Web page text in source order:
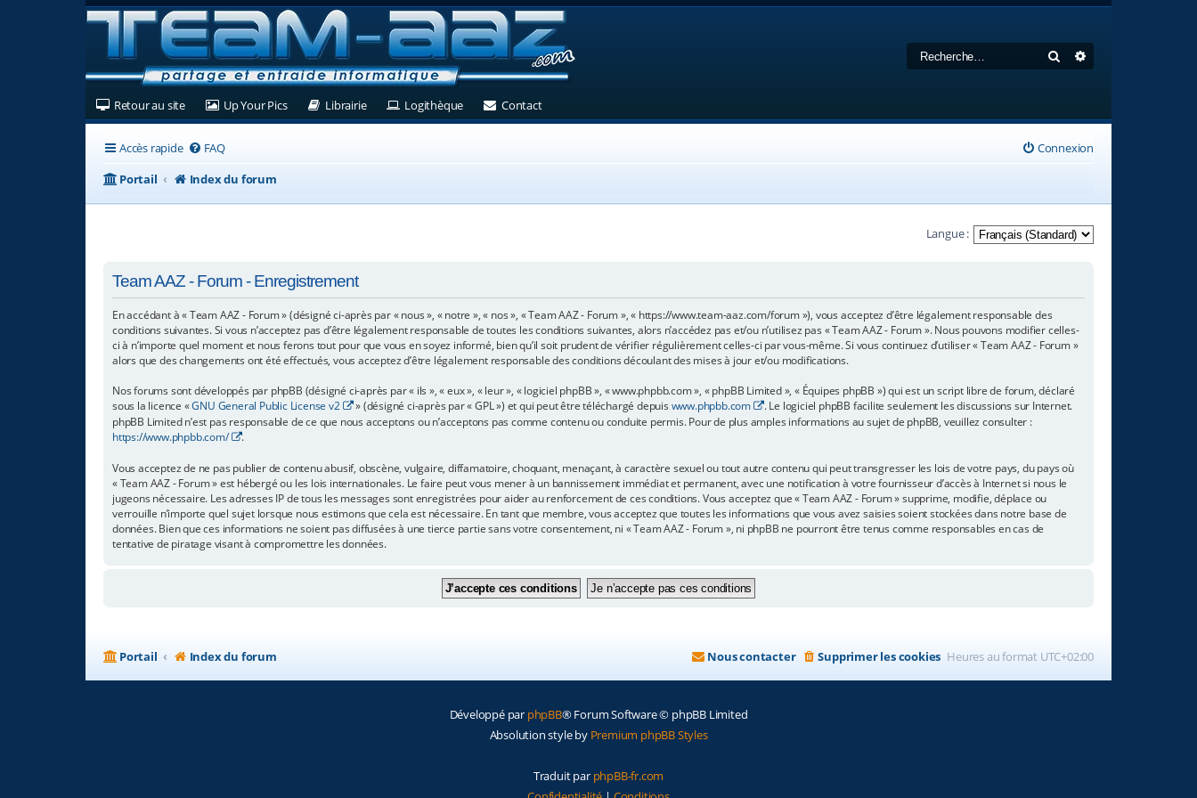
Rechercher
Retour au site(Ouvre un nouvel onglet)
Up Your Pics(Ouvre un nouvel onglet)
Librairie(Ouvre un nouvel onglet)
Logithèque(Ouvre un nouvel onglet)
Contact(Ouvre un nouvel onglet)
Accès rapide FAQ
Connexion
Portail
Index du forum
Langue :
Team AAZ - Forum - Enregistrement
En accédant à « Team AAZ - Forum » (désigné ci-après par « nous », « notre », « nos », « Team AAZ - Forum », « https://www.team-aaz.com/forum »), vous acceptez d’être légalement responsable des
conditions suivantes. Si vous n’acceptez pas d’être légalement responsable de toutes les conditions suivantes, alors n’accédez pas et/ou n’utilisez pas « Team AAZ - Forum ». Nous pouvons modifier celles-
ci à n’importe quel moment et nous ferons tout pour que vous en soyez informé, bien qu’il soit prudent de vérifier régulièrement celles-ci par vous-même. Si vous continuez d’utiliser « Team AAZ - Forum »
alors que des changements ont été effectués, vous acceptez d’être légalement responsable des conditions découlant des mises à jour et/ou modifications.
Nos forums sont développés par phpBB (désigné ci-après par « ils », « eux », « leur », « logiciel phpBB », « www.phpbb.com », « phpBB Limited », « Équipes phpBB ») qui est un script libre de forum, déclaré
sous la licence «GNU General Public License v2 » (désigné ci-après par « GPL ») et qui peut être téléchargé depuis www.phpbb.com
. Le logiciel phpBB facilite seulement les discussions sur Internet.
phpBB Limited n’est pas responsable de ce que nous acceptons ou n’acceptons pas comme contenu ou conduite permis. Pour de plus amples informations au sujet de phpBB, veuillez consulter :
https://www.phpbb.com/
.
Vous acceptez de ne pas publier de contenu abusif, obscène, vulgaire, diffamatoire, choquant, menaçant, à caractère sexuel ou tout autre contenu qui peut transgresser les lois de votre pays, du pays où
« Team AAZ - Forum » est hébergé ou les lois internationales. Le faire peut vous mener à un bannissement immédiat et permanent, avec une notification à votre fournisseur d’accès à Internet si nous le
jugeons nécessaire. Les adresses IP de tous les messages sont enregistrées pour aider au renforcement de ces conditions. Vous acceptez que « Team AAZ - Forum » supprime, modifie, déplace ou
verrouille n’importe quel sujet lorsque nous estimons que cela est nécessaire. En tant que membre, vous acceptez que toutes les informations que vous avez saisies soient stockées dans notre base de
données. Bien que ces informations ne soient pas diffusées à une tierce partie sans votre consentement, ni « Team AAZ - Forum », ni phpBB ne pourront être tenus comme responsables en cas de
tentative de piratage visant à compromettre les données.
Portail Index du forum Heures au format UTC+02:00
Supprimer les cookies
Nous contacter
Développé par phpBB® Forum Software © phpBB Limited
Absolution style by Premium phpBB Styles
Traduit par phpBB-fr.com